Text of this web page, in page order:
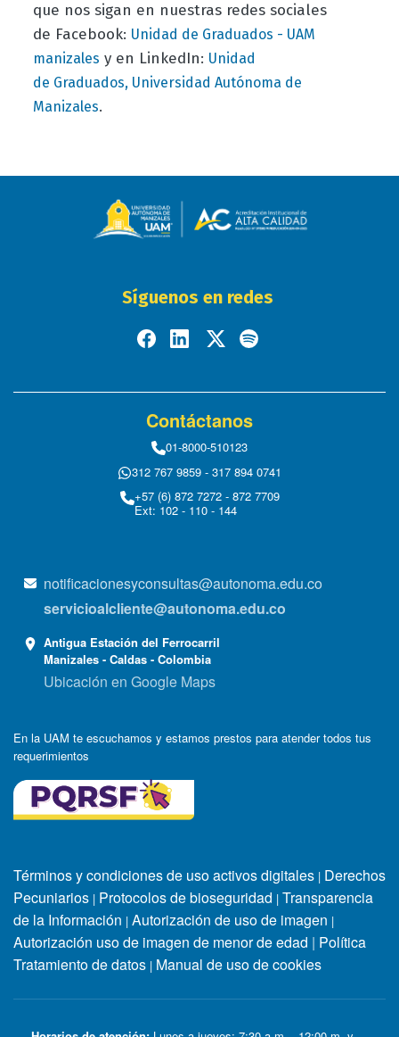
que nos sigan en nuestras redes sociales
de Facebook: Unidad de Graduados - UAM
manizales y en LinkedIn: Unidad
de Graduados, Universidad Autónoma de
Manizales.
Síguenos en redes
Contáctanos
01-8000-510123
312 767 9859 - 317 894 0741
+57 (6) 872 7272 - 872 7709
Ext: 102 - 110 - 144
notificacionesyconsultas@autonoma.edu.co
servicioalcliente@autonoma.edu.co
Antigua Estación del Ferrocarril
Manizales - Caldas - Colombia
Ubicación en Google Maps
En la UAM te escuchamos y estamos prestos para atender todos tus
requerimientos
Términos y condiciones de uso activos digitales | Derechos
Pecuniarios | Protocolos de bioseguridad | Transparencia
de la Información | Autorización de uso de imagen |
Autorización uso de imagen de menor de edad | Política
Tratamiento de datos | Manual de uso de cookies